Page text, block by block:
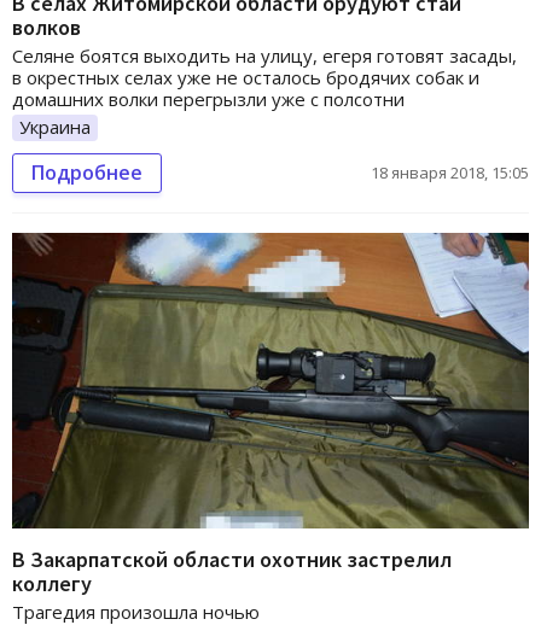
волков
Селяне боятся выходить на улицу, егеря готовят засады,
в окрестных селах уже не осталось бродячих собак и
домашних волки перегрызли уже с полсотни
Украина
Подробнее 18 января 2018, 15:05
В Закарпатской области охотник застрелил
коллегу
Трагедия произошла ночью